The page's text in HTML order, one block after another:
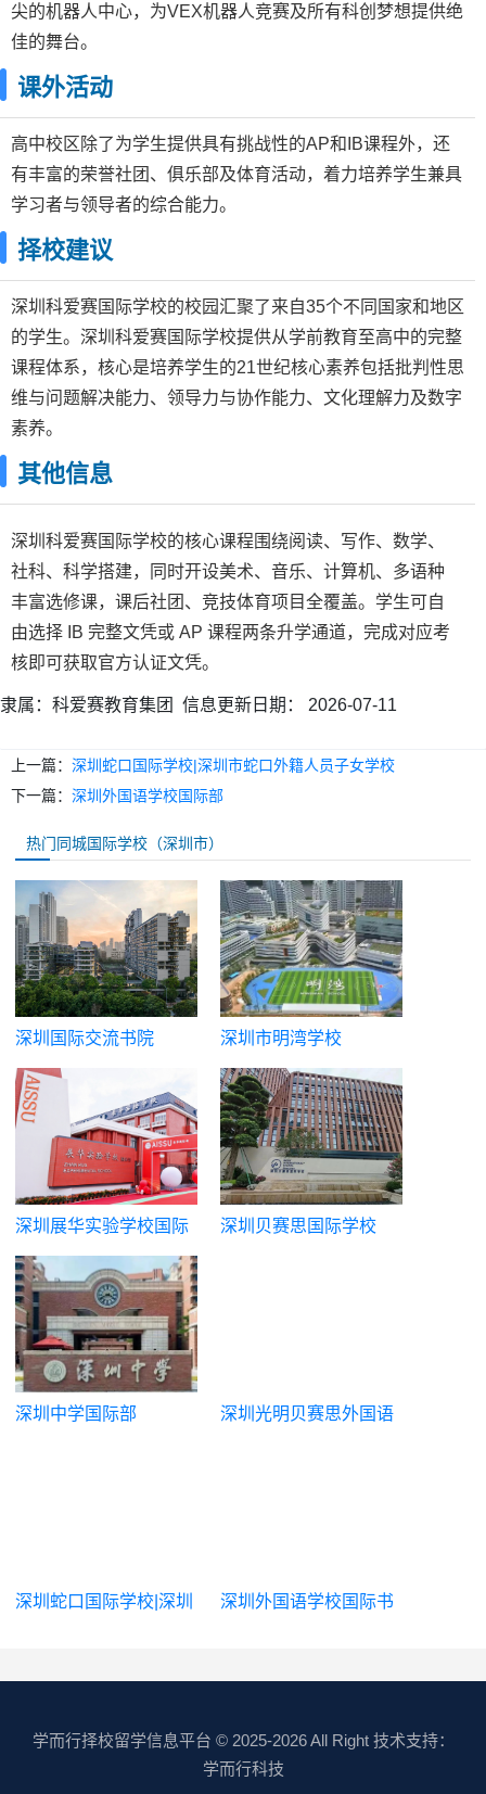
尖的机器人中心，为VEX机器人竞赛及所有科创梦想提供绝
佳的舞台。
课外活动
高中校区除了为学生提供具有挑战性的AP和IB课程外，还
有丰富的荣誉社团、俱乐部及体育活动，着力培养学生兼具
学习者与领导者的综合能力。
择校建议
深圳科爱赛国际学校的校园汇聚了来自35个不同国家和地区
的学生。深圳科爱赛国际学校提供从学前教育至高中的完整
课程体系，核心是培养学生的21世纪核心素养包括批判性思
维与问题解决能力、领导力与协作能力、文化理解力及数字
素养。
其他信息
深圳科爱赛国际学校的核心课程围绕阅读、写作、数学、
社科、科学搭建，同时开设美术、音乐、计算机、多语种
丰富选修课，课后社团、竞技体育项目全覆盖。学生可自
由选择 IB 完整文凭或 AP 课程两条升学通道，完成对应考
核即可获取官方认证文凭。
隶属： 科爱赛教育集团 信息更新日期： 2026-07-11
上一篇： 深圳蛇口国际学校|深圳市蛇口外籍人员子女学校
下一篇： 深圳外国语学校国际部
热门同城国际学校（深圳市）
深圳国际交流书院 深圳市明湾学校
深圳展华实验学校国际
部
深圳贝赛思国际学校
深圳中学国际部
深圳光明贝赛思外国语
深圳蛇口国际学校|深圳
深圳外国语学校国际书
学而行择校留学信息平台 © 2025-2026 All Right 技术支持：
学而行科技